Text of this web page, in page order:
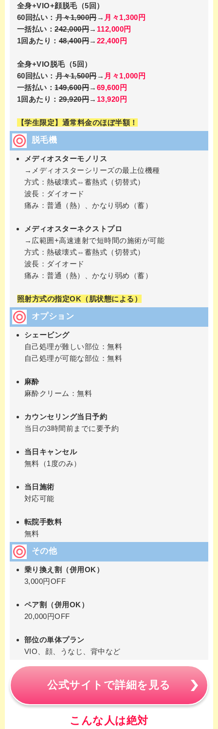
全身+VIO+顔脱毛（5回）
60回払い： 月々1,900円→ 月々1,300円
一括払い：242,000円→ 112,000円
1回あたり： 48,400円→ 22,400円
全身+VIO脱毛（5回）
60回払い： 月々1,500円→ 月々1,000円
一括払い：149,600円→ 69,600円
1回あたり： 29,920円→ 13,920円
【学生限定】通常料金のほぼ半額！
脱毛機
メディオスターモノリス
→メディオスターシリーズの最上位機種
方式：熱破壊式⇔蓄熱式（切替式）
波長：ダイオード
痛み：普通（熱）、かなり弱め（蓄）
メディオスターネクストプロ
→広範囲+高速連射で短時間の施術が可能
方式：熱破壊式⇔蓄熱式（切替式）
波長：ダイオード
痛み：普通（熱）、かなり弱め（蓄）
照射方式の指定OK（肌状態による）
オプション
シェービング
自己処理が難しい部位：無料
自己処理が可能な部位：無料
麻酔
麻酔クリーム：無料
カウンセリング当日予約
当日の3時間前までに要予約
当日キャンセル
無料（1度のみ）
当日施術
対応可能
転院手数料
無料
その他
乗り換え割（併用OK）
3,000円OFF
ペア割（併用OK）
20,000円OFF
部位の単体プラン
VIO、顔、うなじ、背中など
公式サイトで詳細を見る
こんな人は絶対